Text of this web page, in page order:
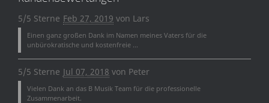
5/5 Sterne Feb 27, 2019 von Lars
Einen ganz großen Dank im Namen meines Vaters für die
unbürokratische und kostenfreie ...
5/5 Sterne Jul 07, 2018 von Peter
Vielen Dank an das B Musik Team für die professionelle
Zusammenarbeit.